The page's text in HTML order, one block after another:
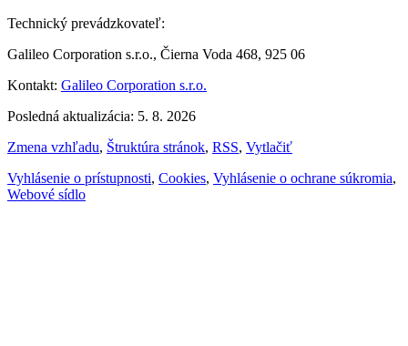
Technický prevádzkovateľ:
Galileo Corporation s.r.o., Čierna Voda 468, 925 06
Kontakt: Galileo Corporation s.r.o.
Posledná aktualizácia: 5. 8. 2026
Zmena vzhľadu, Štruktúra stránok, RSS, Vytlačiť
Vyhlásenie o prístupnosti, Cookies, Vyhlásenie o ochrane súkromia,
Webové sídlo